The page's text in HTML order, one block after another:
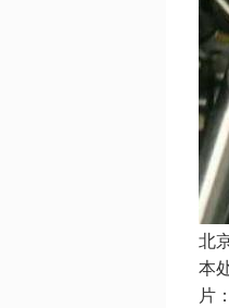
北
本
片